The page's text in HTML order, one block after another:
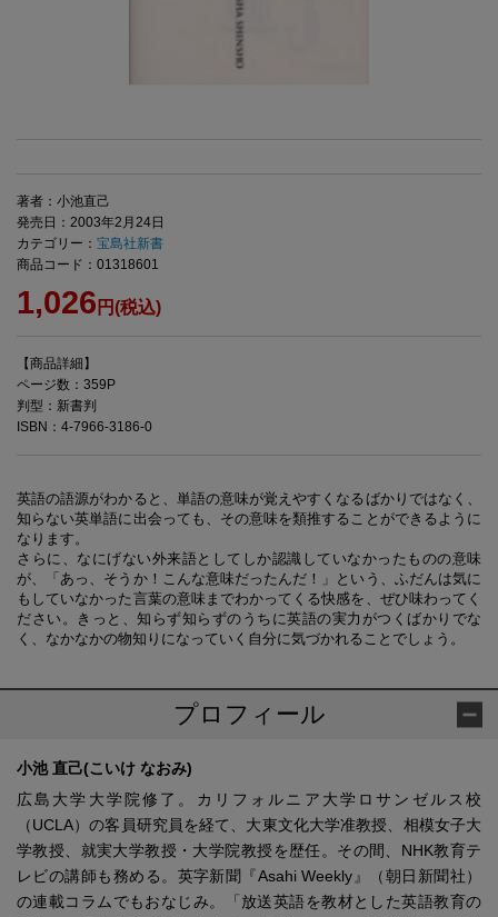
著者：小池直己
発売日：2003年2月24日
カテゴリー： 宝島社新書
商品コード：01318601
1,026 円(税込)
【商品詳細】
ページ数：359P
判型：新書判
ISBN：4-7966-3186-0
英語の語源がわかると、単語の意味が覚えやすくなるばかりではなく、
知らない英単語に出会っても、その意味を類推することができるように
なります。
さらに、なにげない外来語としてしか認識していなかったものの意味
が、「あっ、そうか！こんな意味だったんだ！」という、ふだんは気に
もしていなかった言葉の意味までわかってくる快感を、ぜひ味わってく
ださい。きっと、知らず知らずのうちに英語の実力がつくばかりでな
く、なかなかの物知りになっていく自分に気づかれることでしょう。
プロフィール
小池 直己(こいけ なおみ)
広島大学大学院修了。カリフォルニア大学ロサンゼルス校
（UCLA）の客員研究員を経て、大東文化大学准教授、相模女子大
学教授、就実大学教授・大学院教授を歴任。その間、NHK教育テ
レビの講師も務める。英字新聞『Asahi Weekly』（朝日新聞社）
の連載コラムでもおなじみ。「放送英語を教材とした英語教育の